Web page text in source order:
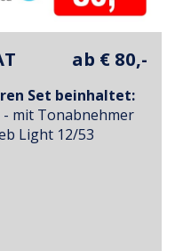
ab € 80,-
Set beinhaltet:
- mit Tonabnehmer
Light 12/53